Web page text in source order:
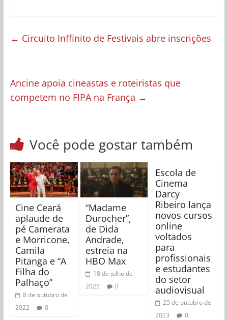
← Circuito Inffinito de Festivais abre inscrições
Ancine apoia cineastas e roteiristas que
competem no FIPA na França →
Você pode gostar também
Cine Ceará
aplaude de
pé Camerata
e Morricone,
Camila
Pitanga e “A
Filha do
Palhaço”
8 de outubro de
2022
0
“Madame
Durocher”,
de Dida
Andrade,
estreia na
HBO Max
18 de julho de
2025
0
Escola de
Cinema
Darcy
Ribeiro lança
novos cursos
online
voltados
para
profissionais
e estudantes
do setor
audiovisual
25 de outubro de
2023
0